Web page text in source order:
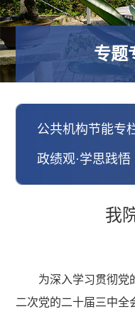
专题
公共机构节能专
政绩观·学思践悟
我
为深入学习贯彻党
二次党的二十届三中全